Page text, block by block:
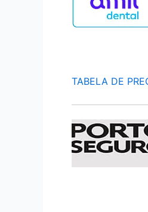
TABELA DE